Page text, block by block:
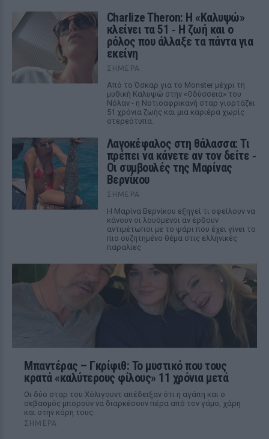
Charlize Theron: Η «Καλυψώ»
κλείνει τα 51 ‑ H ζωή και ο
ρόλος που άλλαξε τα πάντα για
εκείνη
ΣΉΜΕΡΑ
Από το Όσκαρ για το Monster μέχρι τη
μυθική Καλυψώ στην «Οδύσσεια» του
Νόλαν - η Νοτιοαφρικανή σταρ γιορτάζει
51 χρόνια ζωής και μια καριέρα χωρίς
στερεότυπα.
Λαγοκέφαλος στη θάλασσα: Τι
πρέπει να κάνετε αν τον δείτε ‑
Οι συμβουλές της Μαρίνας
Βερνίκου
ΣΉΜΕΡΑ
Η Μαρίνα Βερνίκου εξηγεί τι οφείλουν να
κάνουν οι λουόμενοι αν έρθουν
αντιμέτωποι με το ψάρι που έχει γίνει το
πιο συζητημένο θέμα στις ελληνικές
παραλίες
Μπαντέρας – Γκρίφιθ: Το μυστικό που τους
κρατά «καλύτερους φίλους» 11 χρόνια μετά
Οι δύο σταρ του Χόλιγουντ απέδειξαν ότι η αγάπη και ο
σεβασμός μπορούν να διαρκέσουν πέρα από τον γάμο, χάρη
και στην κόρη τους.
ΣΉΜΕΡΑ